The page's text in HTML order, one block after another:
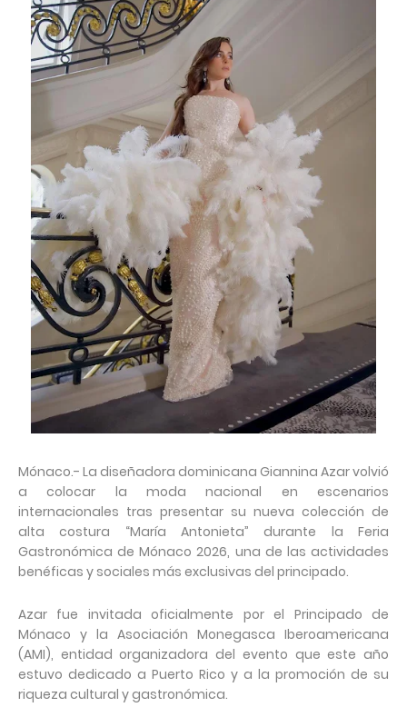
Mónaco.- La diseñadora dominicana Giannina Azar volvió
a colocar la moda nacional en escenarios
internacionales tras presentar su nueva colección de
alta costura “María Antonieta” durante la Feria
Gastronómica de Mónaco 2026, una de las actividades
benéficas y sociales más exclusivas del principado.
Azar fue invitada oficialmente por el Principado de
Mónaco y la Asociación Monegasca Iberoamericana
(AMI), entidad organizadora del evento que este año
estuvo dedicado a Puerto Rico y a la promoción de su
riqueza cultural y gastronómica.